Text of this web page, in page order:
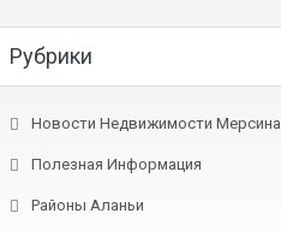
Рубрики
Новости Недвижимости Мерсина
Полезная Информация
Районы Аланьи